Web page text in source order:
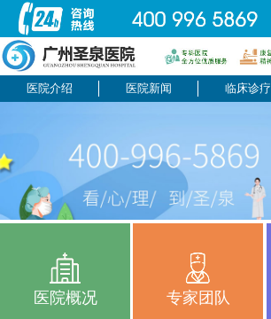
医院介绍 医院新闻 临床诊疗
医院概况 专家团队